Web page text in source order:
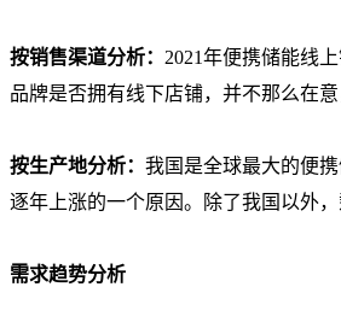
按销售渠道分析： 2021年便携储能线
品牌是否拥有线下店铺，并不那么在
按生产地分析： 我国是全球最大的便
逐年上涨的一个原因。除了我国以外
需求趋势分析